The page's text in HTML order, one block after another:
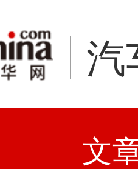
汽
文